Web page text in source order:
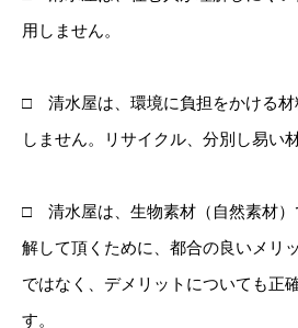
用しません。
□ 清水屋は、環境に負担をかける材
しません。リサイクル、分別し易い
□ 清水屋は、生物素材（自然素材）
解して頂くために、都合の良いメリ
ではなく、デメリットについても正
す。